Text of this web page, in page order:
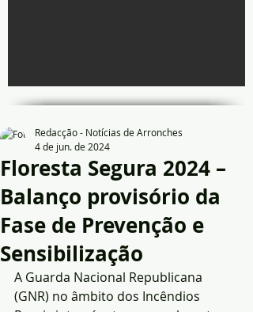
Floresta Segura 2024 –
Balanço provisório da
Fase de Prevenção e
Sensibilização
Redacção - Notícias de Arronches
4 de jun. de 2024
A Guarda Nacional Republicana
(GNR) no âmbito dos Incêndios